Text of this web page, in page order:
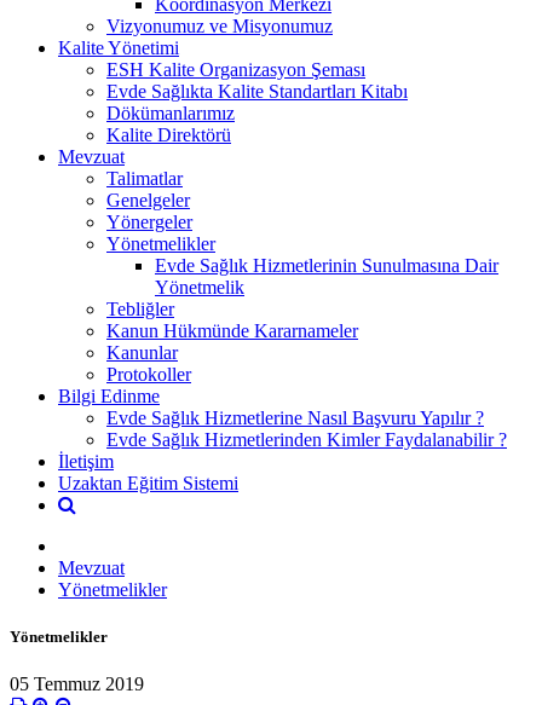
Vizyonumuz ve Misyonumuz
Kalite Yönetimi
ESH Kalite Organizasyon Şeması
Evde Sağlıkta Kalite Standartları Kitabı
Dökümanlarımız
Kalite Direktörü
Mevzuat
Talimatlar
Genelgeler
Yönergeler
Yönetmelikler
Evde Sağlık Hizmetlerinin Sunulmasına Dair
Yönetmelik
Tebliğler
Kanun Hükmünde Kararnameler
Kanunlar
Protokoller
Bilgi Edinme
Evde Sağlık Hizmetlerine Nasıl Başvuru Yapılır ?
Evde Sağlık Hizmetlerinden Kimler Faydalanabilir ?
İletişim
Uzaktan Eğitim Sistemi
Mevzuat
Yönetmelikler
Yönetmelikler
05 Temmuz 2019